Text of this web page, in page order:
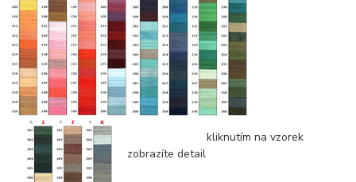
kliknutím na vzorek
zobrazíte detail